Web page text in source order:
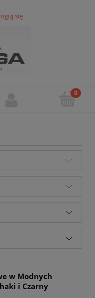
się
w Modnych
i Czarny